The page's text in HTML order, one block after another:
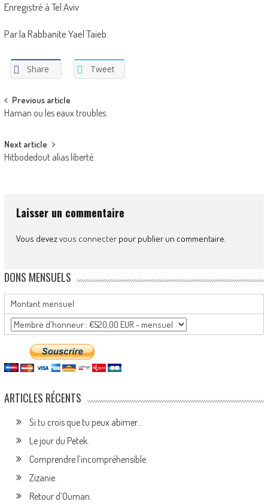
Enregistré à Tel Aviv
Par la Rabbanite Yael Taieb
Share Tweet
Post
navigation
Previous article
Haman ou les eaux troubles.
Next article
Hitbodedout alias liberté.
Laisser un commentaire
Vous devezvous connecterpour publier un commentaire.
DONS MENSUELS
Montant mensuel
ARTICLES RÉCENTS
Si tu crois que tu peux abimer…
Le jour du Petek.
Comprendre l’incompréhensible.
Zizanie.
Retour d’Ouman.